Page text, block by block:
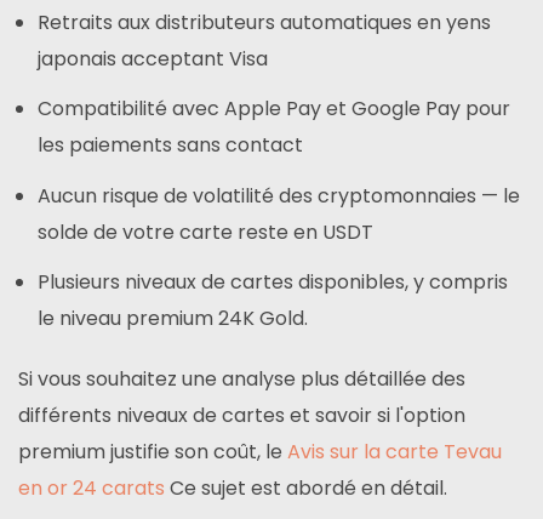
Retraits aux distributeurs automatiques en yens
japonais acceptant Visa
Compatibilité avec Apple Pay et Google Pay pour
les paiements sans contact
Aucun risque de volatilité des cryptomonnaies — le
solde de votre carte reste en USDT
Plusieurs niveaux de cartes disponibles, y compris
le niveau premium 24K Gold.
Si vous souhaitez une analyse plus détaillée des
différents niveaux de cartes et savoir si l'option
premium justifie son coût, le Avis sur la carte Tevau
en or 24 carats Ce sujet est abordé en détail.